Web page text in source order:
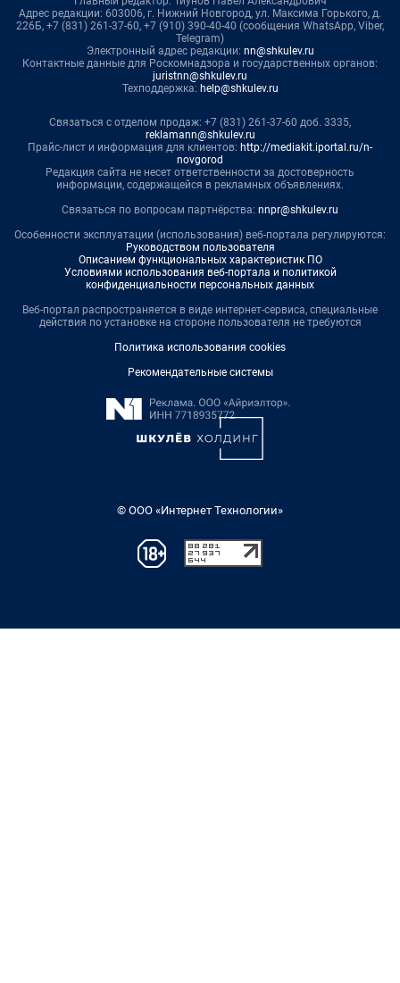
Адрес редакции: 603006, г. Нижний Новгород, ул. Максима Горького, д.
226Б, +7 (831) 261-37-60, +7 (910) 390-40-40 (сообщения WhatsApp, Viber,
Telegram)
Электронный адрес редакции: nn@shkulev.ru
Контактные данные для Роскомнадзора и государственных органов:
juristnn@shkulev.ru
Техподдержка: help@shkulev.ru
Связаться с отделом продаж: +7 (831) 261-37-60 доб. 3335,
reklamann@shkulev.ru
Прайс-лист и информация для клиентов: http://mediakit.iportal.ru/n-
novgorod
Редакция сайта не несет ответственности за достоверность
информации, содержащейся в рекламных объявлениях.
Связаться по вопросам партнёрства: nnpr@shkulev.ru
Особенности эксплуатации (использования) веб-портала регулируются:
Руководством пользователя
Описанием функциональных характеристик ПО
Условиями использования веб-портала и политикой
конфиденциальности персональных данных
Веб-портал распространяется в виде интернет-сервиса, специальные
действия по установке на стороне пользователя не требуются
Политика использования cookies
Рекомендательные системы
© ООО «Интернет Технологии»